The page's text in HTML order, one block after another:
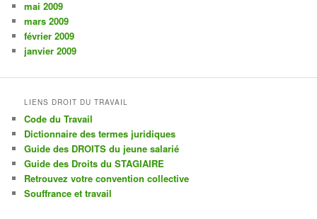
mai 2009
mars 2009
février 2009
janvier 2009
LIENS DROIT DU TRAVAIL
Code du Travail
Dictionnaire des termes juridiques
Guide des DROITS du jeune salarié
Guide des Droits du STAGIAIRE
Retrouvez votre convention collective
Souffrance et travail